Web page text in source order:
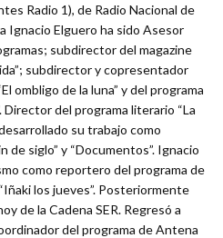
Radio 1), de Radio Nacional de
Ignacio Elguero ha sido Asesor
subdirector del magazine
subdirector y copresentador
ombligo de la luna” y del programa
Director del programa literario “La
su trabajo como
de siglo” y “Documentos”. Ignacio
como reportero del programa de
los jueves”. Posteriormente
de la Cadena SER. Regresó a
del programa de Antena